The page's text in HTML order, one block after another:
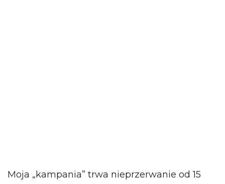
Moja „kampania” trwa nieprzerwanie od 15